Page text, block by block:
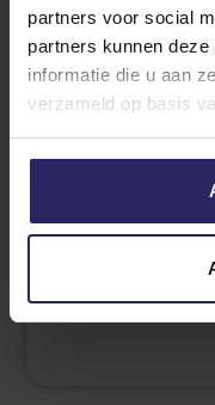
partners voor social
partners kunnen
informatie die u aan
verzameld op basis
Bestel
Vragen
Neem
chatof